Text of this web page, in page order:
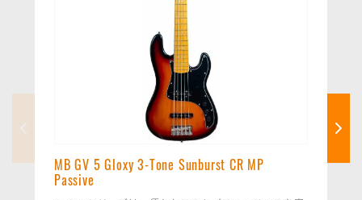
MB GV 5 Gloxy 3-Tone Sunburst CR MP
Passive